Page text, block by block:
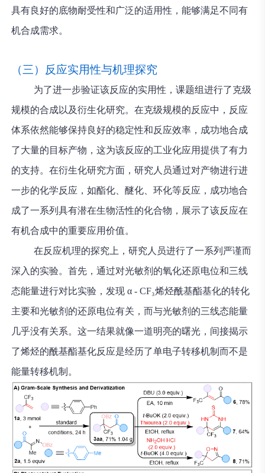
具有良好的底物耐受性和广泛的适用性，能够满足不同有
机合成需求。
（三）反应实用性与机理探究
为了进一步验证该反应的实用性，课题组进行了克级
规模的合成以及衍生化研究。在克级规模的反应中，反应
体系依然能够保持良好的稳定性和反应效率，成功地合成
了大量的目标产物，这为该反应的工业化应用提供了有力
的支持。在衍生化研究方面，研究人员通过对产物进行进
一步的化学反应，如酯化、醚化、环化等反应，成功地合
成了一系列具有潜在生物活性的化合物，展示了该反应在
有机合成中的重要应用价值。
在反应机理的探究上，研究人员进行了一系列严谨而
深入的实验。首先，通过对光敏剂的氧化还原电位和三线
态能量进行对比实验，发现 α - CF₃烯烃酰基酯基化的转化
主要和光敏剂的还原电位有关，而与光敏剂的三线态能量
几乎没有关系。这一结果就像一道明亮的曙光，间接揭示
了烯烃的酰基酯基化反应是经历了单电子转移机制而不是
能量转移机制。